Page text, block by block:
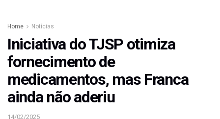
Home Notícias
Iniciativa do TJSP otimiza
fornecimento de
medicamentos, mas Franca
ainda não aderiu
14/02/2025